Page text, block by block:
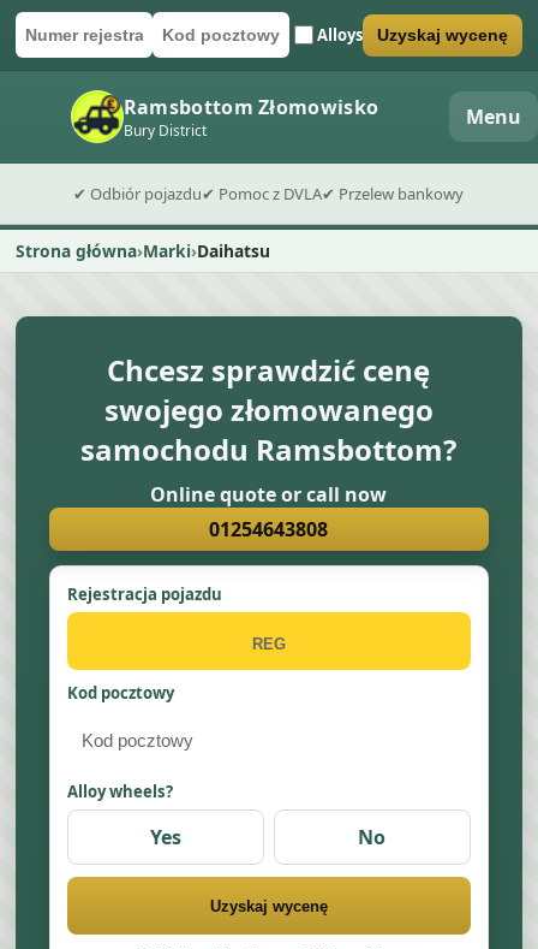
Numer rejestracyjny
Kod pocztowyAlloys
Wyślij formularz wyceny Uzyskaj wycenę
Ramsbottom Złomowisko
Bury District Menu
✔ Odbiór pojazdu✔ Pomoc z DVLA✔ Przelew bankowy
Strona główna Marki Daihatsu
Chcesz sprawdzić cenę
swojego złomowanego
samochodu Ramsbottom?
Online quote or call now
01254643808
Rejestracja pojazdu
Kod pocztowy
Alloy wheels?
Yes No
Uzyskaj wycenę